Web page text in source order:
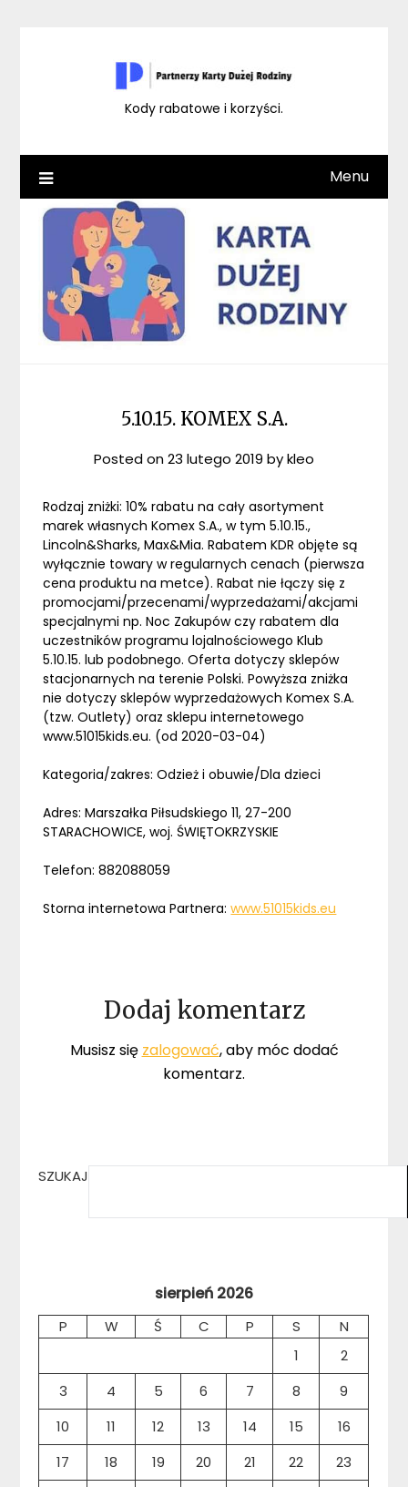
Kody rabatowe i korzyści.
Menu
5.10.15. KOMEX S.A.
Posted on23 lutego 2019 bykleo
Rodzaj zniżki: 10% rabatu na cały asortyment
marek własnych Komex S.A., w tym 5.10.15.,
Lincoln&Sharks, Max&Mia. Rabatem KDR objęte są
wyłącznie towary w regularnych cenach (pierwsza
cena produktu na metce). Rabat nie łączy się z
promocjami/przecenami/wyprzedażami/akcjami
specjalnymi np. Noc Zakupów czy rabatem dla
uczestników programu lojalnościowego Klub
5.10.15. lub podobnego. Oferta dotyczy sklepów
stacjonarnych na terenie Polski. Powyższa zniżka
nie dotyczy sklepów wyprzedażowych Komex S.A.
(tzw. Outlety) oraz sklepu internetowego
www.51015kids.eu. (od 2020-03-04)
Kategoria/zakres: Odzież i obuwie/Dla dzieci
Adres: Marszałka Piłsudskiego 11, 27-200
STARACHOWICE, woj. ŚWIĘTOKRZYSKIE
Telefon: 882088059
Storna internetowa Partnera:www.51015kids.eu
Dodaj komentarz
Musisz się zalogować, aby móc dodać
komentarz.
SZUKAJ
sierpień 2026
P W Ś C P S
N
1
2
3
4 5 6 7 8
9
10
11 12 13 14 15
16
17
18 19 20 21 22
23